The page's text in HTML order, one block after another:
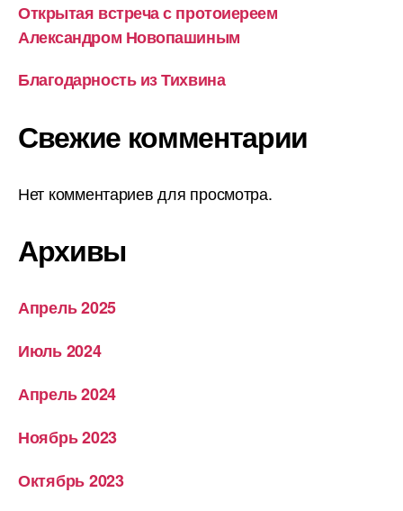
Открытая встреча с протоиереем
Александром Новопашиным
Благодарность из Тихвина
Свежие комментарии
Нет комментариев для просмотра.
Архивы
Апрель 2025
Июль 2024
Апрель 2024
Ноябрь 2023
Октябрь 2023